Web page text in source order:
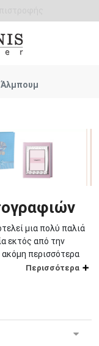
Άλμπουμ
μια πολύ παλιά
εκτός από την
ακόμη περισσότερα
τότε αποκτούν μια
μόνο αξία που με το
Όμως ο
Περισσότερα